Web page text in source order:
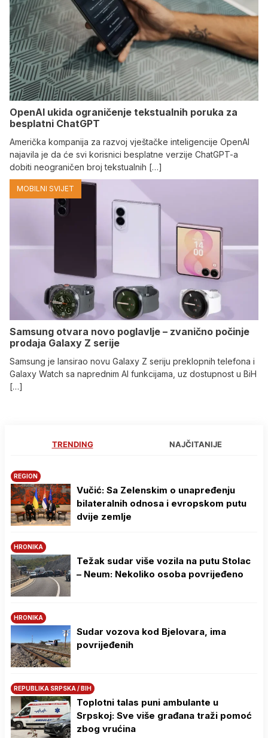
OpenAI ukida ograničenje tekstualnih poruka za
besplatni ChatGPT
Američka kompanija za razvoj vještačke inteligencije OpenAI
najavila je da će svi korisnici besplatne verzije ChatGPT-a
dobiti neograničen broj tekstualnih […]
MOBILNI SVIJET
Samsung otvara novo poglavlje – zvanično počinje
prodaja Galaxy Z serije
Samsung je lansirao novu Galaxy Z seriju preklopnih telefona i
Galaxy Watch sa naprednim AI funkcijama, uz dostupnost u BiH
[…]
TRENDING NAJČITANIJE
REGION
Vučić: Sa Zelenskim o unapređenju
bilateralnih odnosa i evropskom putu
dvije zemlje
HRONIKA
Težak sudar više vozila na putu Stolac
– Neum: Nekoliko osoba povrijeđeno
HRONIKA
Sudar vozova kod Bjelovara, ima
povrijeđenih
REPUBLIKA SRPSKA / BIH
Toplotni talas puni ambulante u
Srpskoj: Sve više građana traži pomoć
zbog vrućina